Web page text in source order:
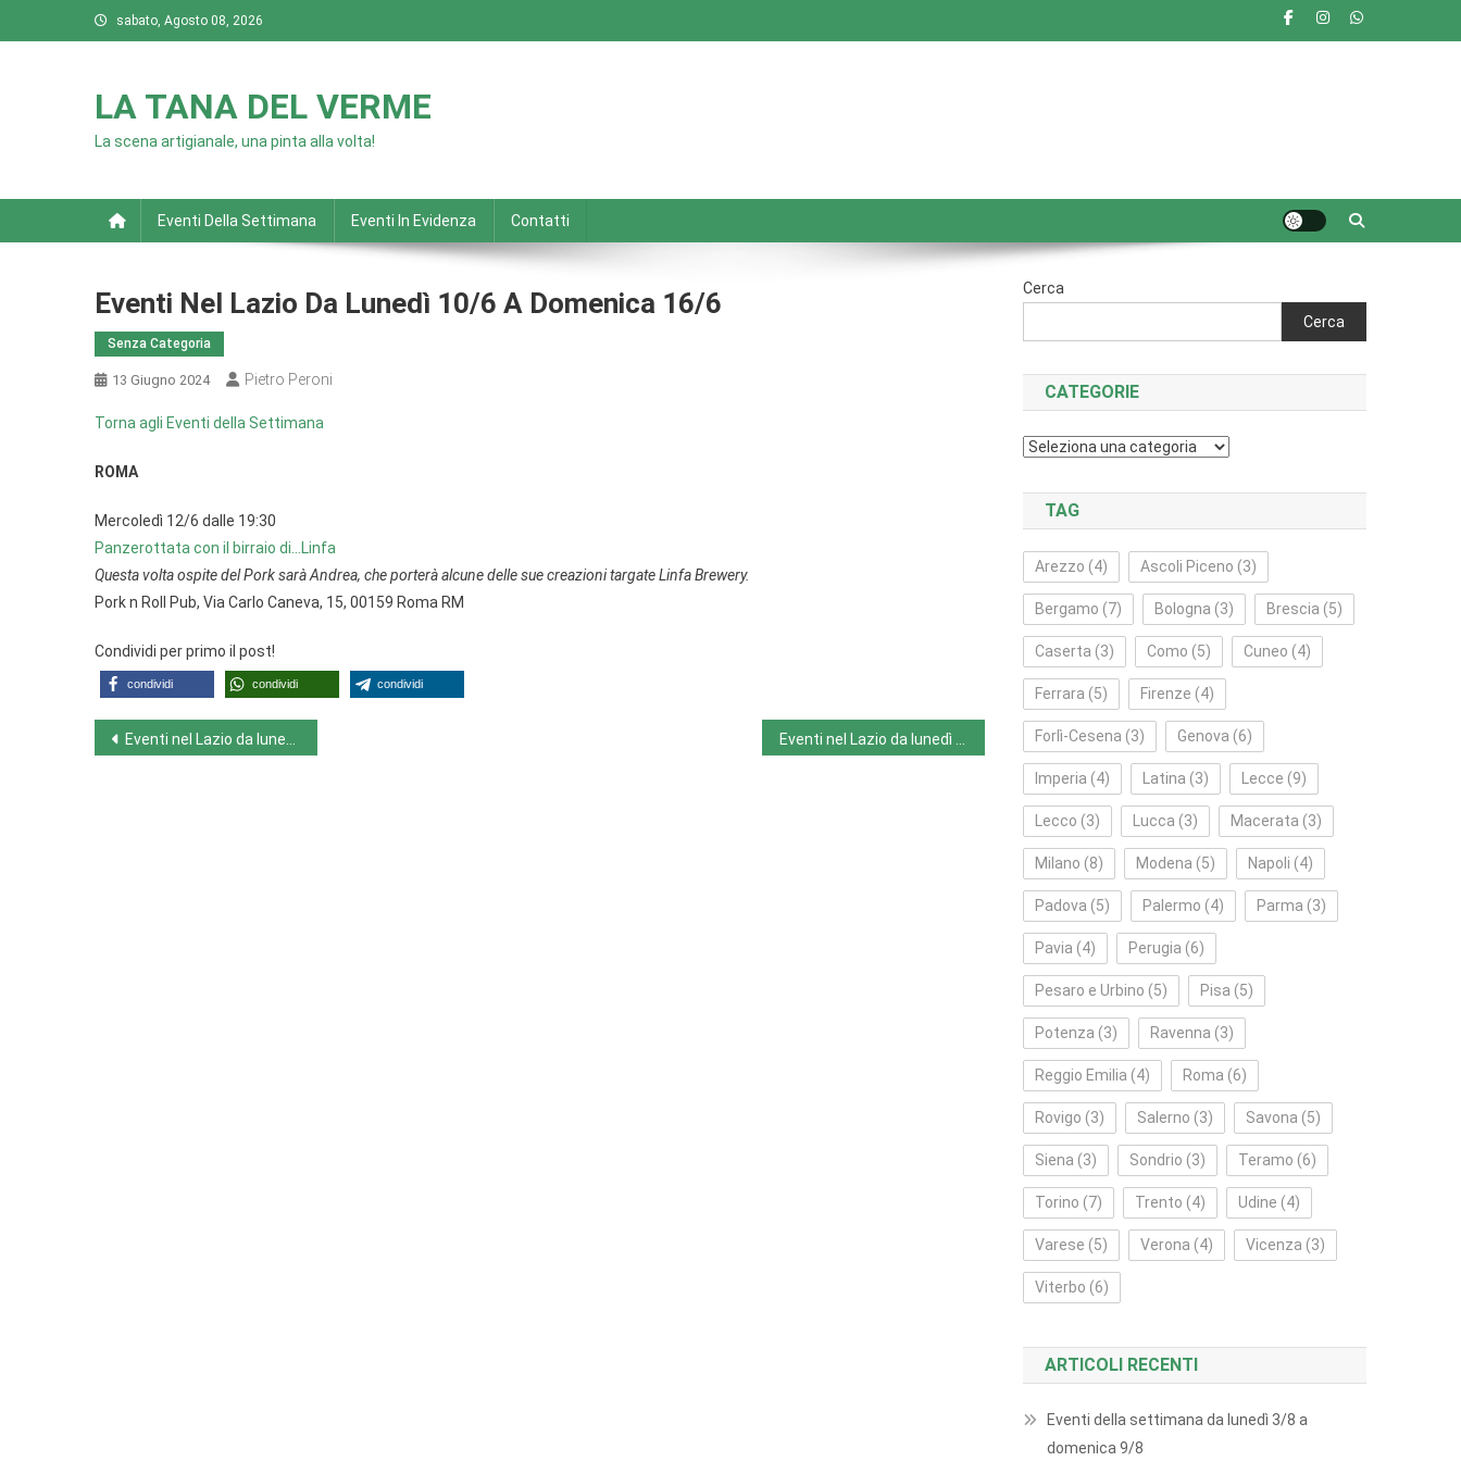
to
sabato, Agosto 08, 2026
LA TANA DEL VERME
La scena artigianale, una pinta alla volta!
Eventi Della Settimana Eventi In Evidenza Contatti
Eventi Nel Lazio Da Lunedì 10/6 A Domenica 16/6
Senza Categoria
13 Giugno 2024 Pietro Peroni
Torna agli Eventi della Settimana
ROMA
Mercoledì 12/6 dalle 19:30
Panzerottata con il birraio di…Linfa
Questa volta ospite del Pork sarà Andrea, che porterà alcune delle sue creazioni targate Linfa Brewery.
Pork n Roll Pub, Via Carlo Caneva, 15, 00159 Roma RM
Condividi per primo il post!
condividi condividi condividi
Navigazione
Eventi nel Lazio da lunedì 10/6 a domenica 16/6
Cerca
Cerca
CATEGORIE
Categorie
TAG
Arezzo (4) Ascoli Piceno (3)
Bergamo (7) Bologna (3) Brescia (5)
Caserta (3) Como (5) Cuneo (4)
Ferrara (5) Firenze (4)
Forlì‑Cesena (3) Genova (6)
Imperia (4) Latina (3) Lecce (9)
Lecco (3) Lucca (3) Macerata (3)
Milano (8) Modena (5) Napoli (4)
Padova (5) Palermo (4) Parma (3)
Pavia (4) Perugia (6)
Pesaro e Urbino (5) Pisa (5)
Potenza (3) Ravenna (3)
Reggio Emilia (4) Roma (6)
Rovigo (3) Salerno (3) Savona (5)
Siena (3) Sondrio (3) Teramo (6)
Torino (7) Trento (4) Udine (4)
Varese (5) Verona (4) Vicenza (3)
Viterbo (6)
ARTICOLI RECENTI
Eventi della settimana da lunedì 3/8 a
domenica 9/8